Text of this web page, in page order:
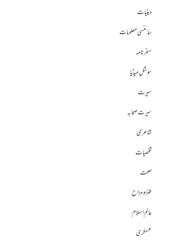
دینیات
سائنسی معلومات
سفرنامہ
سوشل میڈیا
سیرت
سیرت صحابہ
شاعری
شخصیات
صحت
طنز و مزاح
عالم اسلام
عسکری